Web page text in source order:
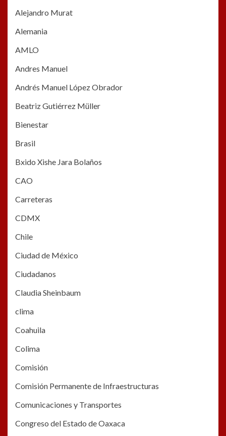
Alejandro Murat
Alemania
AMLO
Andres Manuel
Andrés Manuel López Obrador
Beatriz Gutiérrez Müller
Bienestar
Brasil
Bxido Xishe Jara Bolaños
CAO
Carreteras
CDMX
Chile
Ciudad de México
Ciudadanos
Claudia Sheinbaum
clima
Coahuila
Colima
Comisión
Comisión Permanente de Infraestructuras
Comunicaciones y Transportes
Congreso del Estado de Oaxaca